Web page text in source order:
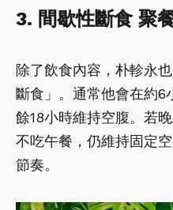
3. 間歇性斷食 聚
除了飲食內容，朴軫永
斷食」。通常他會在約6
餘18小時維持空腹。若
不吃午餐，仍維持固定
節奏。